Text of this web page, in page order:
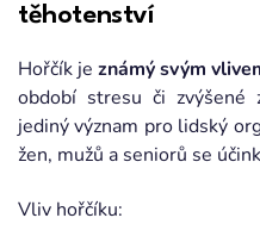
těhotenství
Hořčík jeznámý svým
období stresu či zvýšené
jediný význam pro lidský
žen, mužů a seniorů se
Vliv hořčíku: